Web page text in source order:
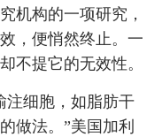
机构的一项研究，
，便悄然终止。一
不提它的无效性。
注细胞，如脂肪干
做法。”美国加利